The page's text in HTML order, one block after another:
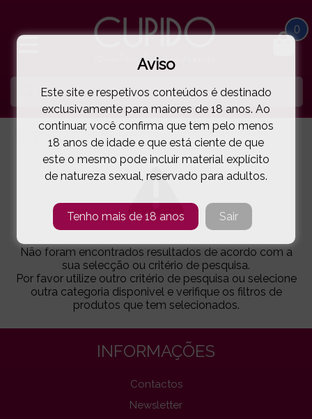
0
CHAPÉUS & CAPACETES
Não foram encontrados resultados de acordo com a
sua selecção ou critério de pesquisa.
Por favor utilize outro critério de pesquisa ou selecione
outra categoria disponivel e verifique os filtros de
produtos que tem selecionados.
INFORMAÇÕES
Contactos
Newsletter
Aviso
Este site e respetivos conteúdos é destinado
exclusivamente para maiores de 18 anos. Ao
continuar, você confirma que tem pelo menos
18 anos de idade e que está ciente de que
este o mesmo pode incluir material explícito
de natureza sexual, reservado para adultos.
Tenho mais de 18 anos Sair